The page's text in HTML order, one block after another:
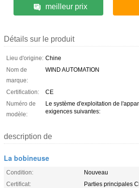
meilleur prix
Détails sur le produit
Lieu d'origine: Chine
Nom de
marque:
WIND AUTOMATION
Certification:
CE
Numéro de
modèle:
Le système d'exploitation de
exigences suivantes:
description de
La bobineuse
Condition:
Nouveau
Certificat:
Parties principales